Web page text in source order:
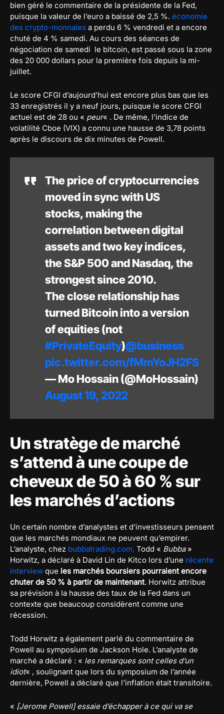
bien géré le commentaire de la présidente de la Fed,
puisque la valeur de l’euro a baissé de 2,5 %. économie
des crypto-monnaies a perdu 6 % vendredi et a encore
chuté de 4 % samedi. Au cours des séances de
négociation de samedi le bitcoin, est passé sous la zone
des 20 000 dollars pour la première fois depuis la mi-
juillet.
Le score CFGI d’aujourd’hui est encore plus bas que les
33 enregistrés il y a neuf jours, puisque le score CFGI
actuel est de 28 ou « peur« . De même, l’indice de
volatilité Cboe (VIX) a connu une hausse de 3,78 points
après le discours de dix minutes de Powell.
The price of cryptocurrencies
moved in sync with US
stocks, making the
correlation between digital
assets and two key indices,
the S&P 500 and Nasdaq, the
strongest since 2010.
The close relationship has
turned Bitcoin into a version
of equities (not
#PrivateEquity)@business
pic.twitter.com/fMmYoJH2FS
— Mo Hossain (@MoHossain)
August 19, 2022
Un stratège de marché
s’attend à une coupe de
cheveux de 50 à 60 % sur
les marchés d’actions
Un certain nombre d’analystes et d’investisseurs pensent
que les marchés mondiaux ne peuvent qu’empirer.
L’analyste, chez bubbatrading.com, Todd « Bubba»
Horwitz, a déclaré à David Lin de Kitco lors d’une récente
interview que les marchés boursiers pourraient encore
chuter de 50 % à partir de maintenant. Horwitz attribue
sa prévision à la hausse des taux de la Fed dans un
contexte que beaucoup considèrent comme une
récession.
Todd Horwitz a également parlé du commentaire de
Powell au symposium de Jackson Hole. L’analyste de
marché a déclaré : « les remarques sont celles d’un
idiot« , soulignant que lors du symposium de l’année
dernière, Powell a déclaré que l’inflation était transitoire.
« [Jerome Powell] essaie d’échapper à ce qui va se